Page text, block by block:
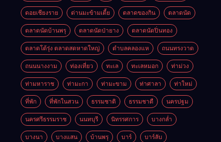
ดอยเชียงราย ด่านมะข้ามเตี้ย ตลาดของกิน ตลาดนัด
ตลาดนัดบ้านพรุ ตลาดนัดป่ายาง ตลาดนัดปิ่นทอง
ตลาดโต้รุ่ง ตลาดสดหาดใหญ่ ตำบลคลองแห ถนนทรงวาด
ถนนนางงาม ท่องเที่ยว ทะเล ทะเลหมอก ท่าม่วง
ท่ามหาราช ท่ามะกา ท่ามะขาม ท่าศาลา ท่าใหม่
ที่พัก ที่พักในสวน ธรรมชาติ ธรรมชาตื นครปฐม
นครศรีธรรมราช นนทบุรี นิทรรศการ บางกล่ำ
บางนา บางแสน บ้านพรุ บาร์ บาร์ลับ